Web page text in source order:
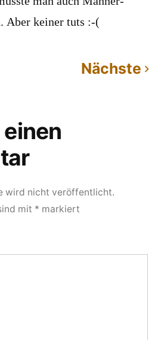
Aber keiner tuts :-(
Nächste
wird nicht veröffentlicht.
mit * markiert